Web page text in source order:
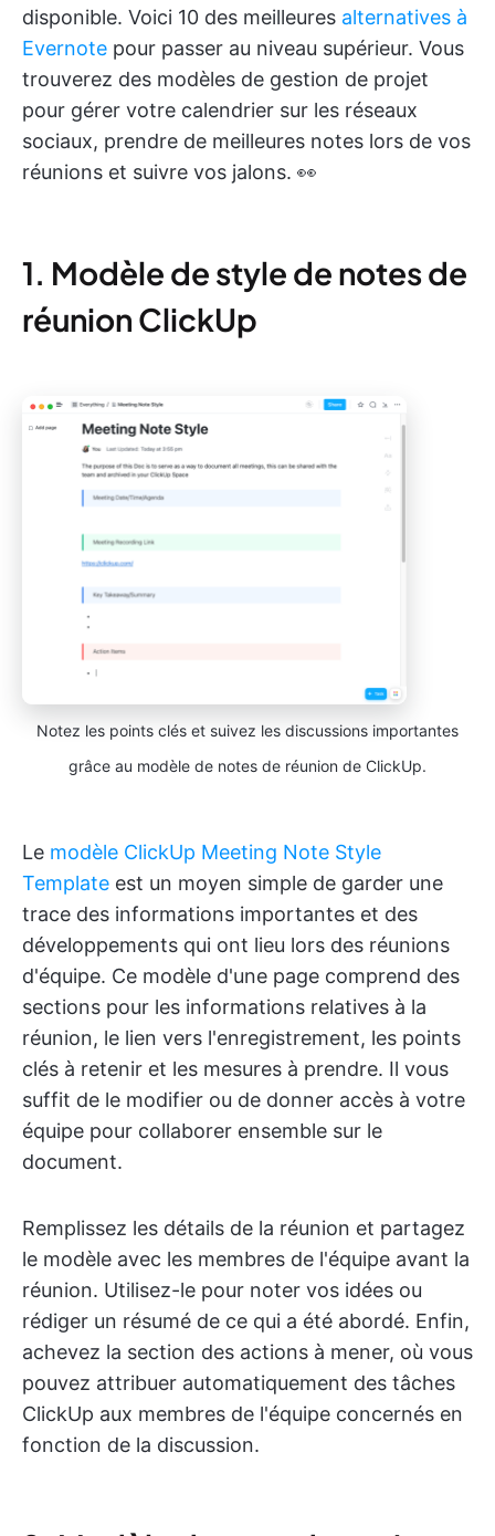
disponible. Voici 10 des meilleures alternatives à
Evernote pour passer au niveau supérieur. Vous
trouverez des modèles de gestion de projet
pour gérer votre calendrier sur les réseaux
sociaux, prendre de meilleures notes lors de vos
réunions et suivre vos jalons. 👀
1. Modèle de style de notes de
réunion ClickUp
Notez les points clés et suivez les discussions importantes
grâce au modèle de notes de réunion de ClickUp.
Le modèle ClickUp Meeting Note Style
Template est un moyen simple de garder une
trace des informations importantes et des
développements qui ont lieu lors des réunions
d'équipe. Ce modèle d'une page comprend des
sections pour les informations relatives à la
réunion, le lien vers l'enregistrement, les points
clés à retenir et les mesures à prendre. Il vous
suffit de le modifier ou de donner accès à votre
équipe pour collaborer ensemble sur le
document.
Remplissez les détails de la réunion et partagez
le modèle avec les membres de l'équipe avant la
réunion. Utilisez-le pour noter vos idées ou
rédiger un résumé de ce qui a été abordé. Enfin,
achevez la section des actions à mener, où vous
pouvez attribuer automatiquement des tâches
ClickUp aux membres de l'équipe concernés en
fonction de la discussion.